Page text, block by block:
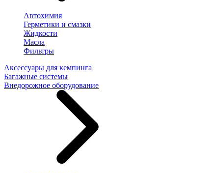
Автохимия
Герметики и смазки
Жидкости
Масла
Фильтры
Аксессуары для кемпинга
Багажные системы
Внедорожное оборудование